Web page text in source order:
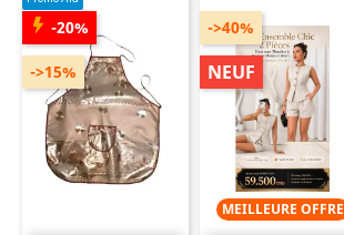
-20%
->15%
MEILLEURE OFFRE
->40%
NEUF